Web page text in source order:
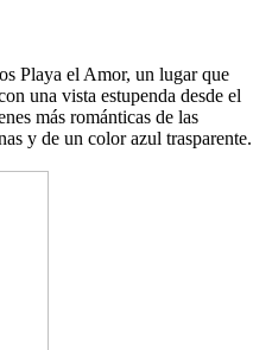
Playa el Amor, un lugar que
una vista estupenda desde el
más románticas de las
y de un color azul trasparente.